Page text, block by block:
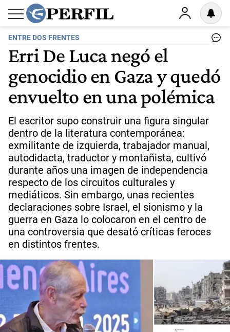
ENTRE DOS FRENTES
Erri De Luca negó el
genocidio en Gaza y quedó
envuelto en una polémica
El escritor supo construir una figura singular
dentro de la literatura contemporánea:
exmilitante de izquierda, trabajador manual,
autodidacta, traductor y montañista, cultivó
durante años una imagen de independencia
respecto de los circuitos culturales y
mediáticos. Sin embargo, unas recientes
declaraciones sobre Israel, el sionismo y la
guerra en Gaza lo colocaron en el centro de
una controversia que desató críticas feroces
en distintos frentes.